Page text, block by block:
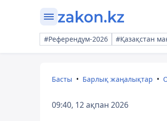
#Референдум-2026 #Қазақстан
Басты Барлық жаңалықтар
09:40, 12 ақпан 2026